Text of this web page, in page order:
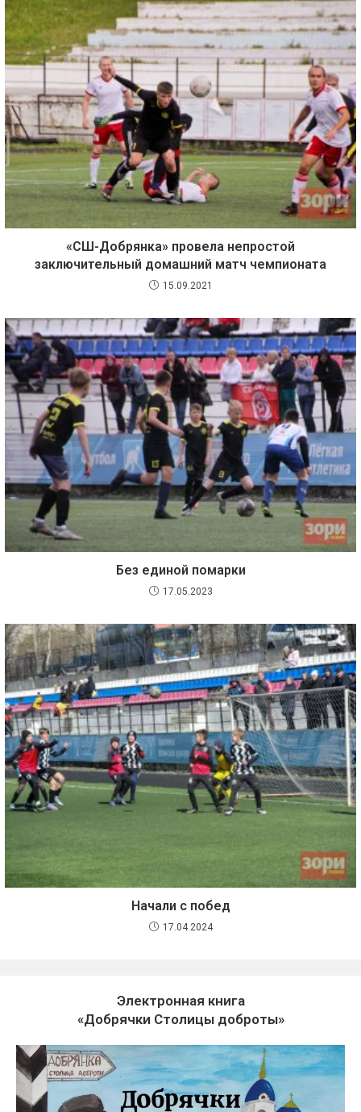
«СШ-Добрянка» провела непростой
заключительный домашний матч чемпионата
15.09.2021
Без единой помарки
17.05.2023
Начали с побед
17.04.2024
Электронная книга
«Добрячки Столицы доброты»